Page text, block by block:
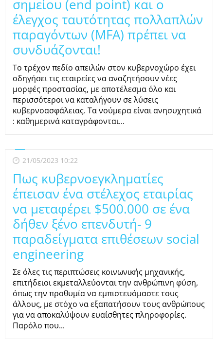
σημείου (end point) και ο
έλεγχος ταυτότητας πολλαπλών
παραγόντων (MFA) πρέπει να
συνδυάζονται!
Το τρέχον πεδίο απειλών στον κυβερνοχώρο έχει
οδηγήσει τις εταιρείες να αναζητήσουν νέες
μορφές προστασίας, με αποτέλεσμα όλο και
περισσότεροι να καταλήγουν σε λύσεις
κυβερνοασφάλειας. Τα νούμερα είναι ανησυχητικά
: καθημερινά καταγράφονται...
21/05/2023 10:22
Πως κυβερνοεγκληματίες
έπεισαν ένα στέλεχος εταιρίας
να μεταφέρει $500.000 σε ένα
δήθεν ξένο επενδυτή- 9
παραδείγματα επιθέσεων social
engineering
Σε όλες τις περιπτώσεις κοινωνικής μηχανικής,
επιτήδειοι εκμεταλλεύονται την ανθρώπινη φύση,
όπως την προθυμία να εμπιστευόμαστε τους
άλλους, με στόχο να εξαπατήσουν τους ανθρώπους
για να αποκαλύψουν ευαίσθητες πληροφορίες.
Παρόλο που...